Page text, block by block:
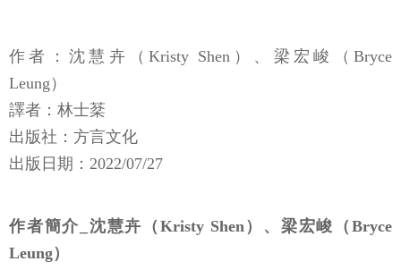
作者：沈慧卉（Kristy Shen）、梁宏峻（Bryce
Leung）
譯者：林士棻
出版社：方言文化
出版日期：2022/07/27
作者簡介_沈慧卉（Kristy Shen）、梁宏峻（Bryce
Leung）